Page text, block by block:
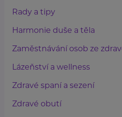
Rady a tipy
Harmonie duše a těla
Zaměstnávání osob ze
Lázeňství a wellness
Zdravé spaní a sezení
Zdravé obutí